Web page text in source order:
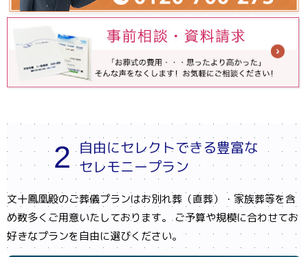
2 自由にセレクトできる豊富な
セレモニープラン
文十鳳凰殿のご葬儀プランはお別れ葬（直葬）・家族葬等を含
め数多くご用意いたしております。 ご予算や規模に合わせてお
好きなプランを自由に選びください。